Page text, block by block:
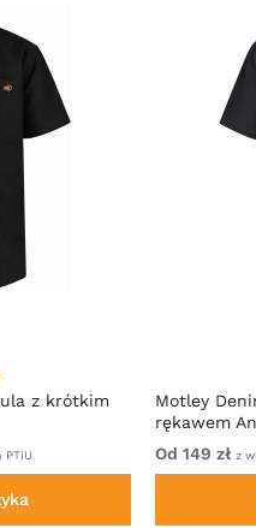
z krótkim
Motley
rękawem
Od 149 zł z